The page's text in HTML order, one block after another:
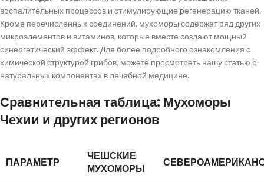
воспалительных процессов и стимулирующие регенерацию тканей.
Кроме перечисленных соединений, мухоморы содержат ряд других
микроэлементов и витаминов, которые вместе создают мощный
синергетический эффект. Для более подробного ознакомления с
химической структурой грибов, можете просмотреть нашу статью о
натуральных компонентах в лечебной медицине.
Сравнительная таблица: Мухоморы
Чехии и других регионов
ПАРАМЕТР
ЧЕШСКИЕ
МУХОМОРЫ